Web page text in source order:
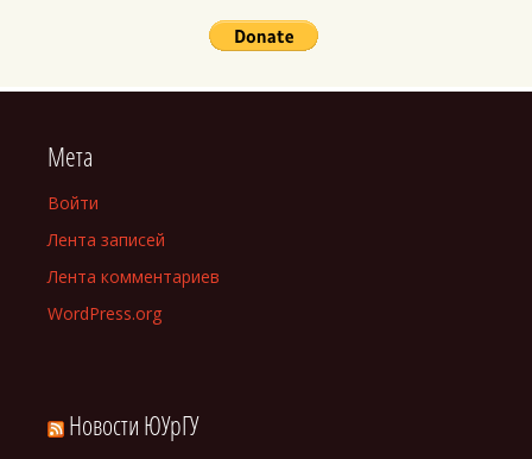
Мета
Войти
Лента записей
Лента комментариев
WordPress.org
Новости ЮУрГУ